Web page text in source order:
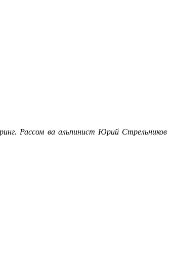
Рассом ва альпинист Юрий Стрельников